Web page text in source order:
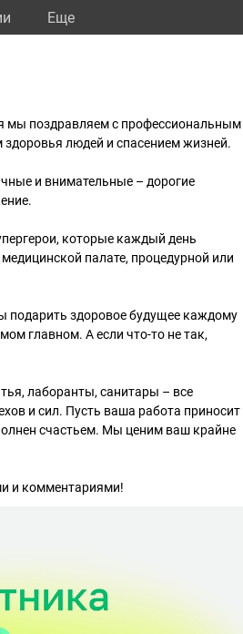
Eще
мы поздравляем с профессиональным
здоровья людей и спасением жизней.
и внимательные – дорогие
которые каждый день
палате, процедурной или
здоровое будущее каждому
главном. А если что-то не так,
лаборанты, санитары – все
и сил. Пусть ваша работа приносит
счастьем. Мы ценим ваш крайне
и комментариями!